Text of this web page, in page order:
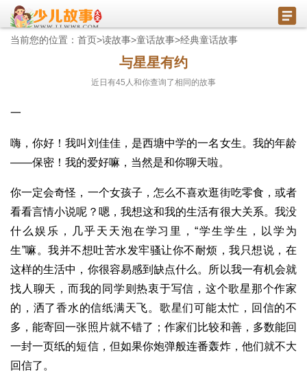
当前您的位置： 首页>读故事>童话故事>经典童话故事
与星星有约
近日有45 人和你查询了相同的故事
一
嗨，你好！我叫刘佳佳，是西塘中学的一名女生。我的年龄
——保密！我的爱好嘛，当然是和你聊天啦。
你一定会奇怪，一个女孩子，怎么不喜欢逛街吃零食，或者
看看言情小说呢？嗯，我想这和我的生活有很大关系。我没
什么娱乐，几乎天天泡在学习里，“学生学生，以学为
生”嘛。我并不想吐苦水发牢骚让你不耐烦，我只想说，在
这样的生活中，你很容易感到缺点什么。所以我一有机会就
找人聊天，而我的同学则热衷于写信，这个歌星那个作家
的，洒了香水的信纸满天飞。歌星们可能太忙，回信的不
多，能寄回一张照片就不错了；作家们比较和善，多数能回
一封一页纸的短信，但如果你炮弹般连番轰炸，他们就不大
回信了。